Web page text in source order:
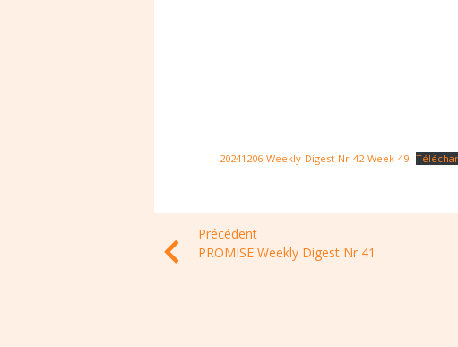
20241206-Weekly-Digest-Nr-42-Week-49
Précédent
PROMISE Weekly Digest Nr 41